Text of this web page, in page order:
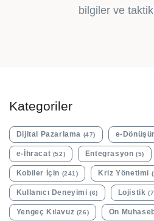
bilgiler ve
Kategoriler
Dijital Pazarlama (47) e-
e-İhracat (52) Entegrasyon (5)
Kobiler İçin (241) Kriz Yönetimi
Kullanıcı Deneyimi (6) Lojistik
Yengeç Kılavuz (26) Ön